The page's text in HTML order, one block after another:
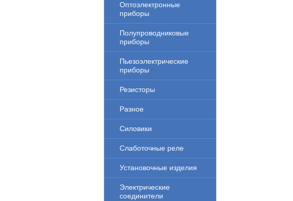
Оптоэлектронные
приборы
Полупроводниковые
приборы
Пьезоэлектрические
приборы
Резисторы
Разное
Силовики
Слаботочные реле
Установочные изделия
Электрические
соединители